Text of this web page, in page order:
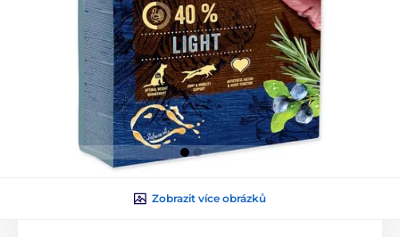
Zobrazit více obrázků